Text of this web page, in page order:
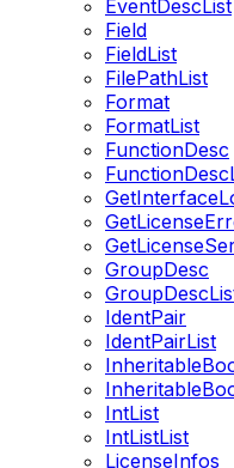
EventDescList
Field
FieldList
FilePathList
Format
FormatList
FunctionDesc
GroupDesc
IdentPair
IdentPairList
IntList
IntListList
LicenseInfos